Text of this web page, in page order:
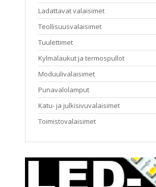
Ladattavat valaisimet
Teollisuusvalaisimet
Tuulettimet
Kylmälaukut ja termospullot
Moduulivalaisimet
Punavalolamput
Katu- ja julkisivuvalaisimet
Toimistovalaisimet